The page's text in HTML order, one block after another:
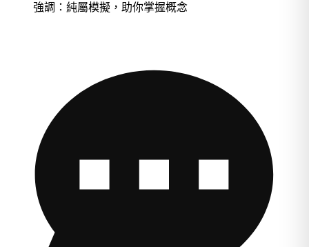
強調：純屬模擬，助你掌握概念